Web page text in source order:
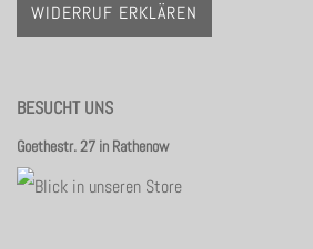
WIDERRUF ERKLÄREN
BESUCHT UNS
Goethestr. 27 in Rathenow